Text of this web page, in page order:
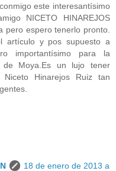
este interesantísimo
NICETO HINAREJOS
pero espero tenerlo pronto.
artículo y pos supuesto a
importantísimo para la
de Moya.Es un lujo tener
Hinarejos Ruiz tan
18 de enero de 2013 a